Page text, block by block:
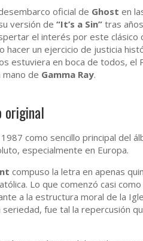
oficial de Ghost en
versión de “It’s a Sin” tras
el interés por este clásico
hacer un ejercicio de justicia
estuviera en boca de todos, el
de Gamma Ray.
original
como sencillo principal del
especialmente en Europa.
compuso la letra en apenas
Lo que comenzó casi
a la estructura moral de la
fue tal la repercusión